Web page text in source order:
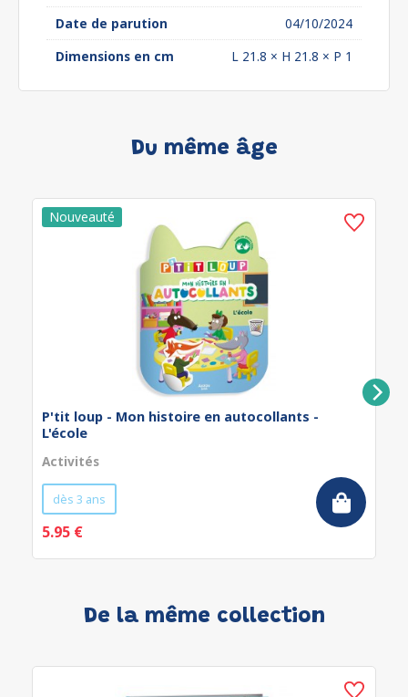
Date de parution
04/10/2024
Dimensions en cm
L 21.8 × H 21.8 × P 1
Du même âge
P'tit loup - Mon histoire en autocollants -
L'école
Activités
dès 3 ans
5.95 €
De la même collection